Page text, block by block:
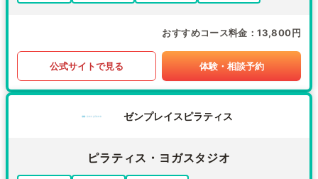
おすすめコース料金 13,800円
公式サイトで見る 体験・相談予約
ゼンプレイスピラティス
ピラティス・ヨガスタジオ